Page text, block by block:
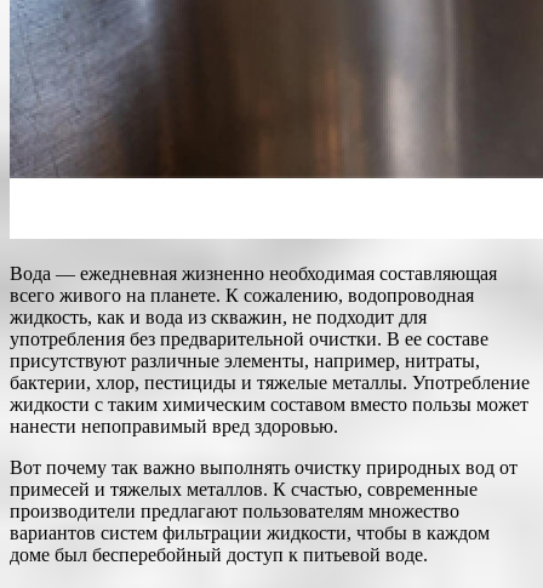
Вода — ежедневная жизненно необходимая составляющая
всего живого на планете. К сожалению, водопроводная
жидкость, как и вода из скважин, не подходит для
употребления без предварительной очистки. В ее составе
присутствуют различные элементы, например, нитраты,
бактерии, хлор, пестициды и тяжелые металлы. Употребление
жидкости с таким химическим составом вместо пользы может
нанести непоправимый вред здоровью.
Вот почему так важно выполнять очистку природных вод от
примесей и тяжелых металлов. К счастью, современные
производители предлагают пользователям множество
вариантов систем фильтрации жидкости, чтобы в каждом
доме был бесперебойный доступ к питьевой воде.